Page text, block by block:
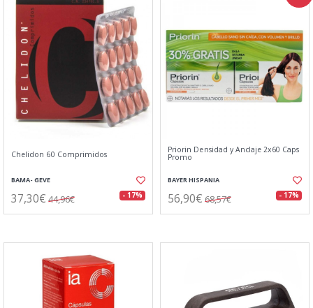
Chelidon 60 Comprimidos
BAMA- GEVE
37,30€ 44,96€ - 17%
Priorin Densidad y Anclaje 2x60 Caps
Promo
BAYER HISPANIA
56,90€ 68,57€ - 17%